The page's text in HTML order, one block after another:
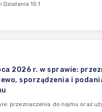
15.1
2026 r. w sprawie:
sporządzenia i
przeznaczenia do najmu oraz